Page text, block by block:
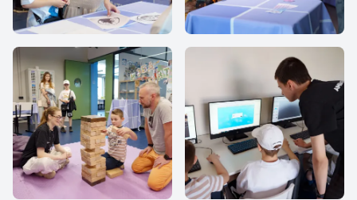
IThub school